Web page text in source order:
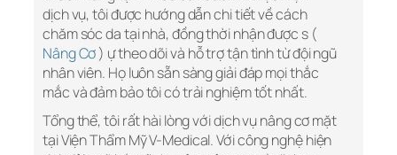
dịch vụ, tôi được hướng dẫn chi tiết về cách
chăm sóc da tại nhà, đồng thời nhận được s (
Nâng Cơ) ự theo dõi và hỗ trợ tận tình từ đội ngũ
nhân viên. Họ luôn sẵn sàng giải đáp mọi thắc
mắc và đảm bảo tôi có trải nghiệm tốt nhất.
Tổng thể, tôi rất hài lòng với dịch vụ nâng cơ mặt
tại Viện Thẩm Mỹ V-Medical. Với công nghệ hiện